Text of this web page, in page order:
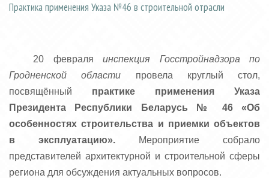
Практика применения Указа №46 в строительной отрасли
20 февраля инспекция Госстройнадзора по
Гродненской области провела круглый стол,
посвящённый практике применения Указа
Президента Республики Беларусь № 46 «Об
особенностях строительства и приемки объектов
в эксплуатацию». Мероприятие собрало
представителей архитектурной и строительной сферы
региона для обсуждения актуальных вопросов.